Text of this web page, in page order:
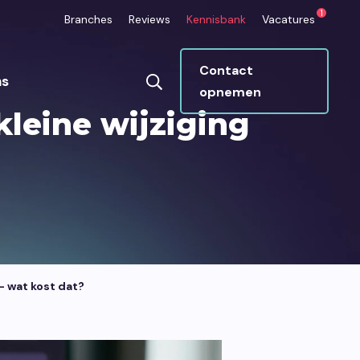
Branches Reviews Kennisbank Vacatures 1
draaien
Marketing
Contact
opnemen
wijziging
wat kost dat?